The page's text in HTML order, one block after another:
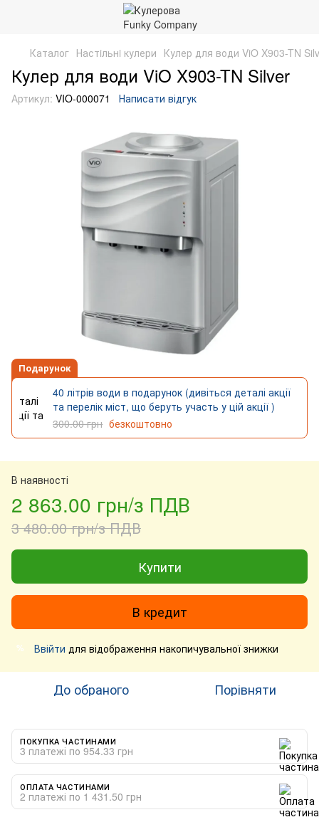
Каталог Настiльнi кулери Кулер для води ViO X903-TN
Кулер для води ViO X903-TN Silver
Артикул: VIO-000071 Написати відгук
Подарунок
40 літрів води в подарунок (дивіться деталі акції
та перелік міст, що беруть участь у цій акції )
300.00 грн безкоштовно
В наявності
2 863.00 грн/з ПДВ
3 480.00 грн/з ПДВ
Купити
В кредит
% Ввійти для відображення накопичувальної знижки
До обраного Порівняти
ПОКУПКА ЧАСТИНАМИ
3 платежі по 954.33 грн
ОПЛАТА ЧАСТИНАМИ
2 платежі по 1 431.50 грн